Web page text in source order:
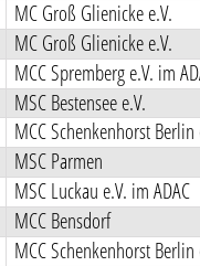
MC Groß Glienicke e.V.
MC Groß Glienicke e.V.
MCC Spremberg e.V. im
MSC Bestensee e.V.
MCC Schenkenhorst
MSC Parmen
MSC Luckau e.V. im ADAC
MCC Bensdorf
MCC Schenkenhorst